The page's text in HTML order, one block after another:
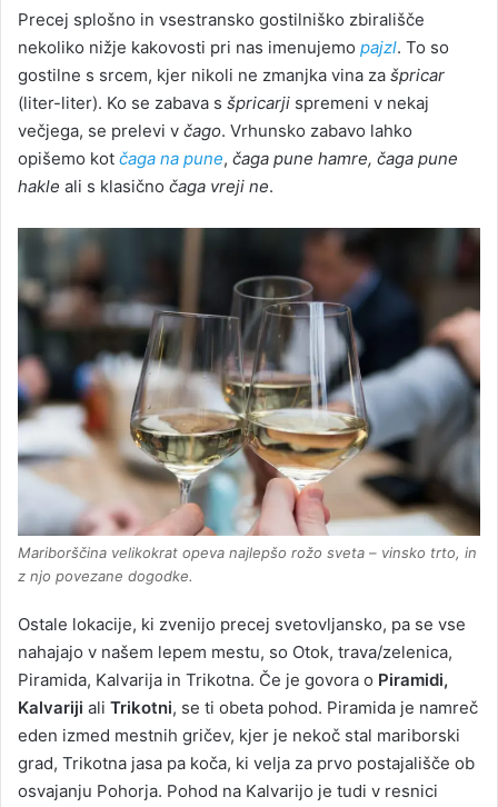
Precej splošno in vsestransko gostilniško zbirališče
nekoliko nižje kakovosti pri nas imenujemo pajzl. To so
gostilne s srcem, kjer nikoli ne zmanjka vina za špricar
(liter-liter). Ko se zabava s špricarji spremeni v nekaj
večjega, se prelevi v čago. Vrhunsko zabavo lahko
opišemo kot čaga na pune, čaga pune hamre, čaga pune
hakle ali s klasično čaga vreji ne.
Mariborščina velikokrat opeva najlepšo rožo sveta – vinsko trto, in
z njo povezane dogodke.
Ostale lokacije, ki zvenijo precej svetovljansko, pa se vse
nahajajo v našem lepem mestu, so Otok, trava/zelenica,
Piramida, Kalvarija in Trikotna. Če je govora o Piramidi,
Kalvariji ali Trikotni, se ti obeta pohod. Piramida je namreč
eden izmed mestnih gričev, kjer je nekoč stal mariborski
grad, Trikotna jasa pa koča, ki velja za prvo postajališče ob
osvajanju Pohorja. Pohod na Kalvarijo je tudi v resnici